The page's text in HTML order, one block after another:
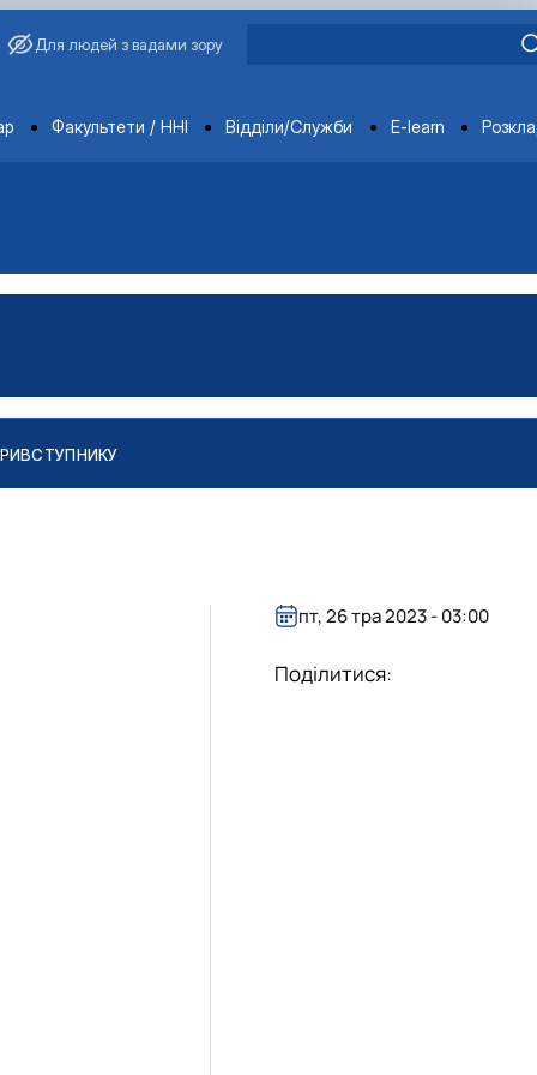
Для людей з вадами зору
Факультети / ННІ Відділи/Служби E-learn
ВСТУПНИКУ
пт, 26 тра 2023 - 03:00
Поділитися: